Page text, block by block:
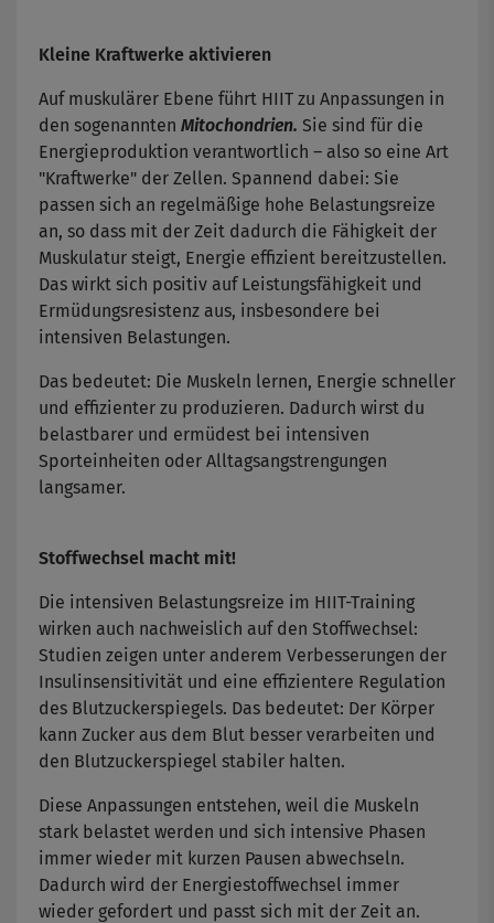
Kleine Kraftwerke aktivieren
Auf muskulärer Ebene führt HIIT zu Anpassungen in
den sogenannten Mitochondrien. Sie sind für die
Energieproduktion verantwortlich – also so eine Art
"Kraftwerke" der Zellen. Spannend dabei: Sie
passen sich an regelmäßige hohe Belastungsreize
an, so dass mit der Zeit dadurch die Fähigkeit der
Muskulatur steigt, Energie effizient bereitzustellen.
Das wirkt sich positiv auf Leistungsfähigkeit und
Ermüdungsresistenz aus, insbesondere bei
intensiven Belastungen.
Das bedeutet: Die Muskeln lernen, Energie schneller
und effizienter zu produzieren. Dadurch wirst du
belastbarer und ermüdest bei intensiven
Sporteinheiten oder Alltagsangstrengungen
langsamer.
Stoffwechsel macht mit!
Die intensiven Belastungsreize im HIIT-Training
wirken auch nachweislich auf den Stoffwechsel:
Studien zeigen unter anderem Verbesserungen der
Insulinsensitivität und eine effizientere Regulation
des Blutzuckerspiegels. Das bedeutet: Der Körper
kann Zucker aus dem Blut besser verarbeiten und
den Blutzuckerspiegel stabiler halten.
Diese Anpassungen entstehen, weil die Muskeln
stark belastet werden und sich intensive Phasen
immer wieder mit kurzen Pausen abwechseln.
Dadurch wird der Energiestoffwechsel immer
wieder gefordert und passt sich mit der Zeit an.